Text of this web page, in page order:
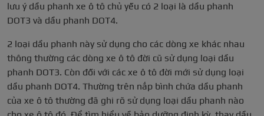
lưu ý dầu phanh xe ô tô chủ yếu có 2 loại là dầu phanh
DOT3 và dầu phanh DOT4.
2 loại dầu phanh này sử dụng cho các dòng xe khác nhau
thông thường các dòng xe ô tô đời cũ sử dụng loại dầu
phanh DOT3. Còn đối với các xe ô tô đời mới sử dụng loại
dầu phanh DOT4. Thường trên nắp bình chứa dầu phanh
của xe ô tô thường đã ghi rõ sử dụng loại dầu phanh nào